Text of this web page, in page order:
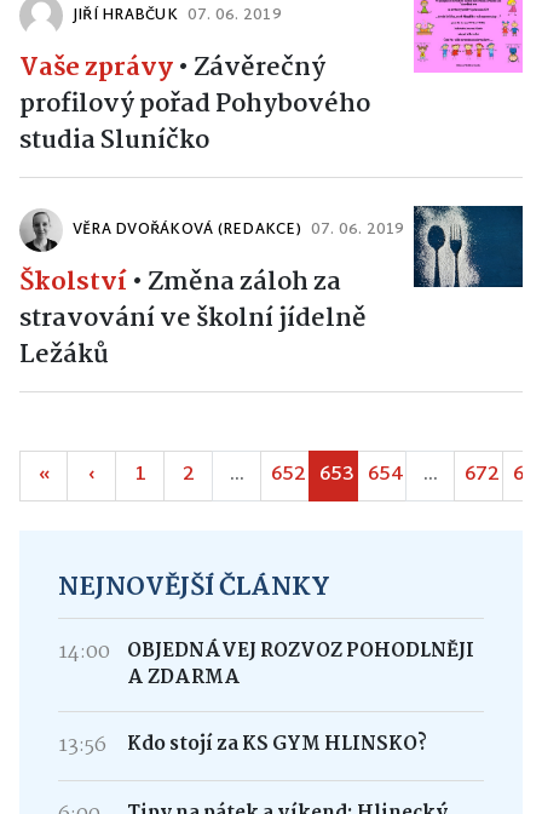
JIŘÍ HRABČUK 07. 06. 2019
Vaše zprávy• Závěrečný
profilový pořad Pohybového
studia Sluníčko
VĚRA DVOŘÁKOVÁ (REDAKCE) 07. 06. 2019
Školství• Změna záloh za
stravování ve školní jídelně
Ležáků
« ‹ 1 2 ... 652 653 654 ... 672
NEJNOVĚJŠÍ ČLÁNKY
14:00
OBJEDNÁVEJ ROZVOZ POHODLNĚJI
A ZDARMA
13:56 Kdo stojí za KS GYM HLINSKO?